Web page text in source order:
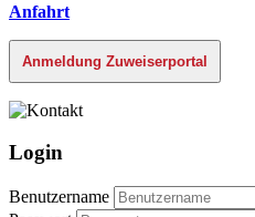
Anfahrt
Anmeldung Zuweiserportal
Login
Benutzername